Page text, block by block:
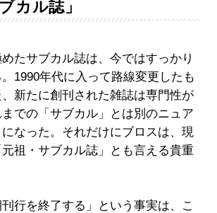
カル誌」
たサブカル誌は、今ではすっかり
1990年代に入って路線変更したも
新たに創刊された雑誌は専門性が
での「サブカル」とは別のニュア
なった。それだけにブロスは、現
祖・サブカル誌」とも言える貴重
刊行を終了する」という事実は、こ